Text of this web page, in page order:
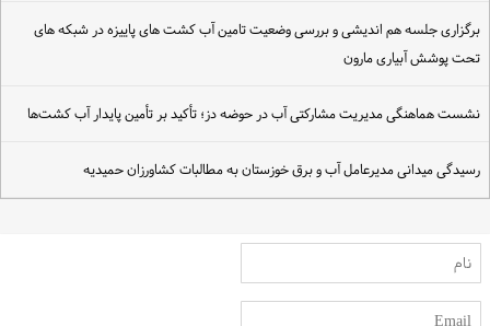
برگزاری جلسه هم اندیشی و بررسی وضعیت تامین آب کشت های پاییزه در شبکه های
تحت پوشش آبیاری مارون
نشست هماهنگی مدیریت مشارکتی آب در حوضه دز؛ تأکید بر تأمین پایدار آب کشت‌ها
رسیدگی میدانی مدیرعامل آب و برق خوزستان به مطالبات کشاورزان حمیدیه